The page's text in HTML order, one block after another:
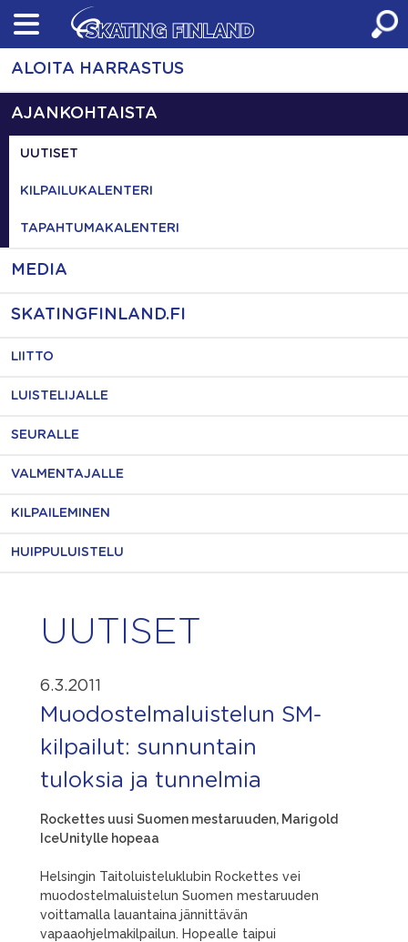
Skip
content
ALOITA HARRASTUS
AJANKOHTAISTA
UUTISET
KILPAILUKALENTERI
TAPAHTUMAKALENTERI
MEDIA
SKATINGFINLAND.FI
LIITTO
LUISTELIJALLE
SEURALLE
VALMENTAJALLE
KILPAILEMINEN
HUIPPULUISTELU
UUTISET
6.3.2011
Muodostelmaluistelun SM-
kilpailut: sunnuntain
tuloksia ja tunnelmia
Rockettes uusi Suomen mestaruuden, Marigold
IceUnitylle hopeaa
Helsingin Taitoluisteluklubin Rockettes vei
muodostelmaluistelun Suomen mestaruuden
voittamalla lauantaina jännittävän
vapaaohjelmakilpailun. Hopealle taipui